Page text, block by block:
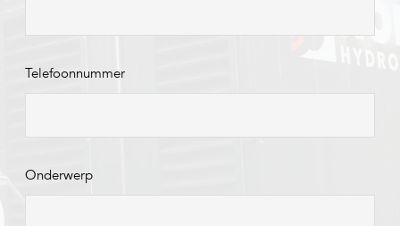
Telefoonnummer
Onderwerp